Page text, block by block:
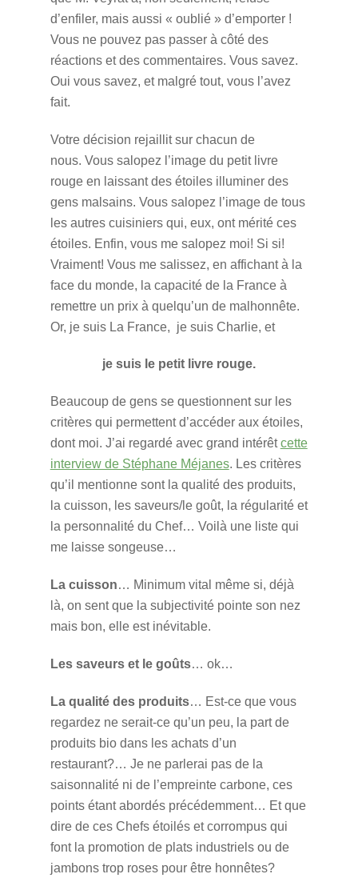
d’enfiler, mais aussi « oublié » d’emporter !
Vous ne pouvez pas passer à côté des
réactions et des commentaires. Vous savez.
Oui vous savez, et malgré tout, vous l’avez
fait.
Votre décision rejaillit sur chacun de
nous. Vous salopez l’image du petit livre
rouge en laissant des étoiles illuminer des
gens malsains. Vous salopez l’image de tous
les autres cuisiniers qui, eux, ont mérité ces
étoiles. Enfin, vous me salopez moi! Si si!
Vraiment! Vous me salissez, en affichant à la
face du monde, la capacité de la France à
remettre un prix à quelqu’un de malhonnête.
Or, je suis La France, je suis Charlie, et
je suis le petit livre rouge.
Beaucoup de gens se questionnent sur les
critères qui permettent d’accéder aux étoiles,
dont moi. J’ai regardé avec grand intérêtcette
interview de Stéphane Méjanes. Les critères
qu’il mentionne sont la qualité des produits,
la cuisson, les saveurs/le goût, la régularité et
la personnalité du Chef… Voilà une liste qui
me laisse songeuse…
La cuisson… Minimum vital même si, déjà
là, on sent que la subjectivité pointe son nez
mais bon, elle est inévitable.
Les saveurs et le goûts… ok…
La qualité des produits… Est-ce que vous
regardez ne serait-ce qu’un peu, la part de
produits bio dans les achats d’un
restaurant?… Je ne parlerai pas de la
saisonnalité ni de l’empreinte carbone, ces
points étant abordés précédemment… Et que
dire de ces Chefs étoilés et corrompus qui
font la promotion de plats industriels ou de
jambons trop roses pour être honnêtes?